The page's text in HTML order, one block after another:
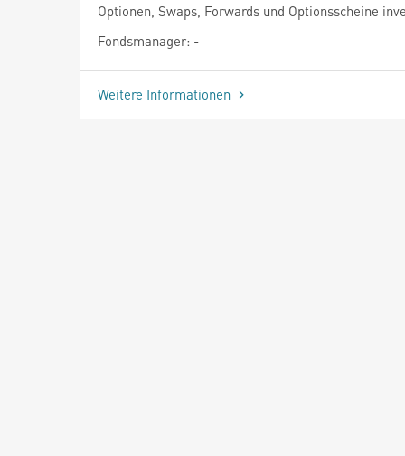
Optionen, Swaps, Forwards und Optionsscheine
Fondsmanager: -
Weitere Informationen